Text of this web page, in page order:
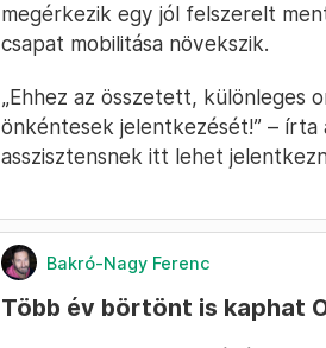
megérkezik egy jól felszerelt
csapat mobilitása növekszik.
„Ehhez az összetett, különleges
önkéntesek jelentkezését!” –
asszisztensnek itt lehet
Bakró-Nagy Ferenc
Több év börtönt is kaphat